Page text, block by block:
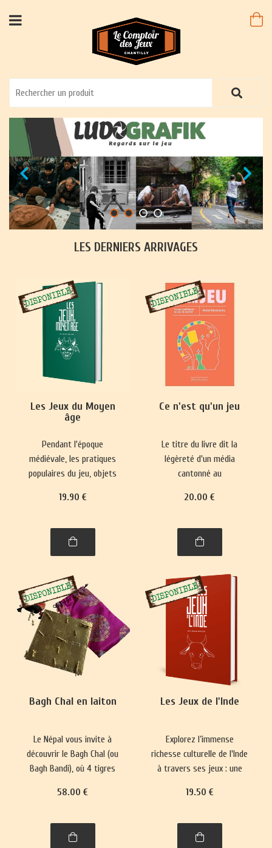
LES DERNIERS ARRIVAGES
Les Jeux du Moyen
âge
Pendant l'époque
médiévale, les pratiques
populaires du jeu, objets
fréquemment à des
Parallèlement, des jeux
plus complexes ont
classes sociales
aristocratiques.
19.90 €
Ce n'est qu'un jeu
Le titre du livre dit la
légèreté d'un média
cantonné au
mineure dans le paysage
réactualise nos
représentations du monde
sociales depuis 5000 ans.
20.00 €
Bagh Chal en laiton
Le Népal vous invite à
découvrir le Bagh Chal (ou
Bagh Bandi), où 4 tigres
58.00 €
Les Jeux de l'Inde
Explorez l’immense
richesse culturelle de l'Inde
à travers ses jeux : une
divertissement, plaisir,
spiritualité. Un voyage
captivant dans l’histoire,
19.50 €